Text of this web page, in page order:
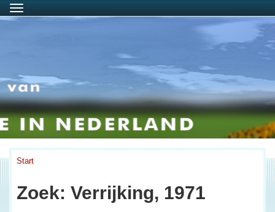
Menu
Start
Zoek: Verrijking, 1971